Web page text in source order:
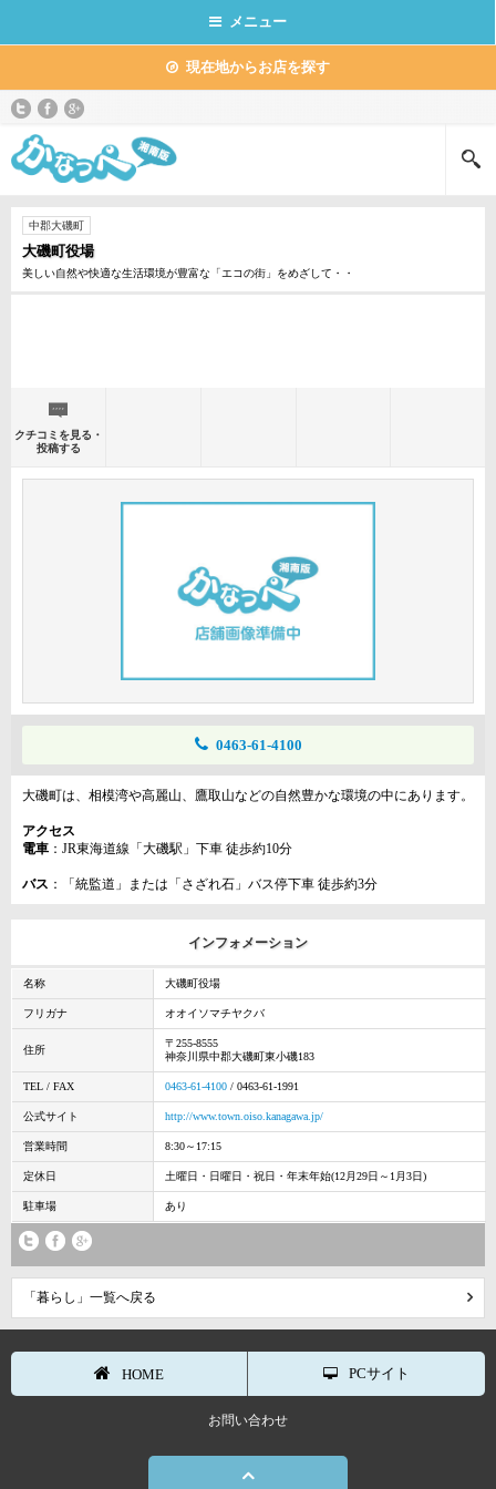
メニュー
現在地からお店を探す
中郡大磯町
大磯町役場
美しい自然や快適な生活環境が豊富な「エコの街」をめざして・・
クチコミを見る・
投稿する
0463-61-4100
大磯町は、相模湾や高麗山、鷹取山などの自然豊かな環境の中にあります。
アクセス
電車 ：JR東海道線「大磯駅」下車 徒歩約10分
バス ：「統監道」または「さざれ石」バス停下車 徒歩約3分
インフォメーション
名称 大磯町役場
フリガナ オオイソマチヤクバ
住所
〒255-8555
神奈川県中郡大磯町東小磯183
TEL / FAX 0463-61-4100 / 0463-61-1991
公式サイト http://www.town.oiso.kanagawa.jp/
営業時間 8:30～17:15
定休日 土曜日・日曜日・祝日・年末年始(12月29日～1月3日)
駐車場 あり
「暮らし」一覧へ戻る
HOME PCサイト
お問い合わせ